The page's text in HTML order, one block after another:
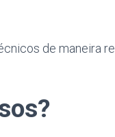
de maneira